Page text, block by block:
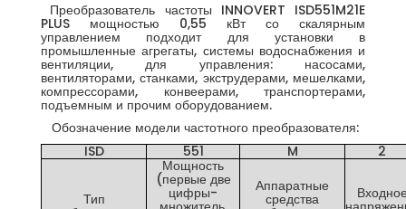
Преобразователь частоты INNOVERT ISD551M21E
PLUS мощностью 0,55 кВт со скалярным
управлением подходит для установки в
промышленные агрегаты, системы водоснабжения и
вентиляции, для управления: насосами,
вентиляторами, станками, экструдерами, мешелками,
компрессорами, конвеерами, транспортерами,
подъемным и прочим оборудованием.
Обозначение модели частотного преобразователя:
ISD
551 M 2
Тип
Мощность
(первые две
цифры- Аппаратные
средства